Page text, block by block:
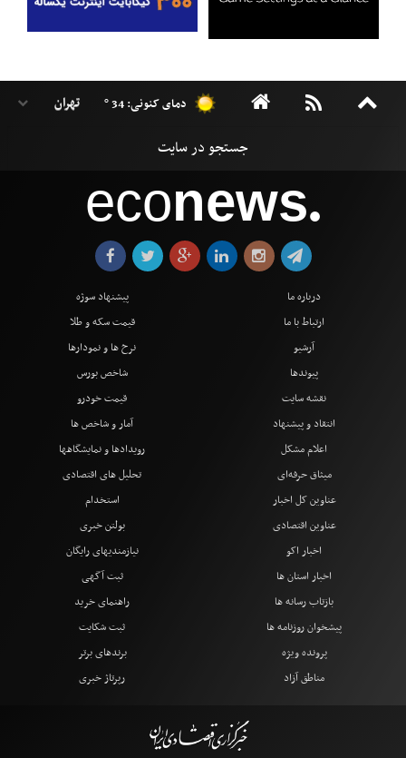
دمای کنونی: 34 °
econews●
درباره ما
ارتباط با ما
آرشیو
پیوندها
نقشه سایت
انتقاد و پیشنهاد
اعلام مشکل
میثاق حرفه‌ای
پیشنهاد سوژه
قیمت سکه و طلا
نرخ ها و نمودارها
شاخص بورس
قیمت خودرو
آمار و شاخص ها
رویدادها و نمایشگاهها
تحلیل های اقتصادی
عناوین کل اخبار
عناوین اقتصادی
اخبار اکو
اخبار استان ها
بازتاب رسانه ها
پیشخوان روزنامه ها
پرونده ویژه
مناطق آزاد
استخدام
بولتن خبری
نیازمندیهای رایگان
ثبت آگهی
راهنمای خرید
ثبت شکایت
برندهای برتر
رپرتاژ خبری